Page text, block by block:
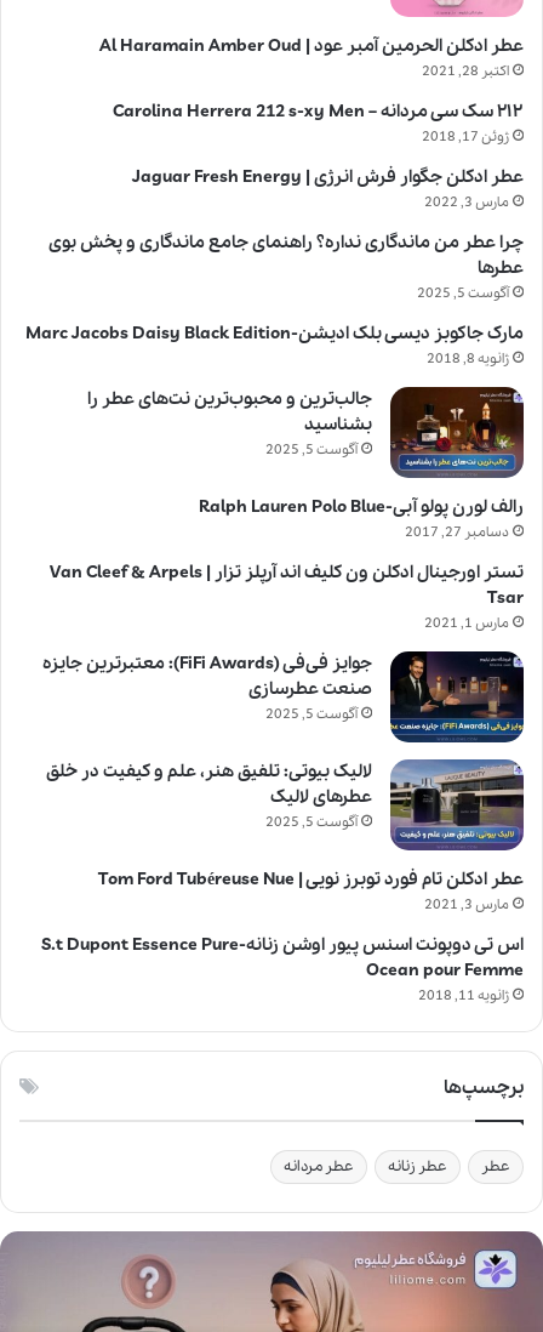
عطر ادکلن الحرمین آمبر عود | Al Haramain Amber Oud
اکتبر 28, 2021
۲۱۲ سک سی مردانه – Carolina Herrera 212 s-xy Men
ژوئن 17, 2018
عطر ادکلن جگوار فرش انرژی | Jaguar Fresh Energy
مارس 3, 2022
چرا عطر من ماندگاری نداره؟ راهنمای جامع ماندگاری و پخش بوی
عطرها
آگوست 5, 2025
مارک جاکوبز دیسی بلک ادیشن-Marc Jacobs Daisy Black Edition
ژانویه 8, 2018
جالب‌ترین و محبوب‌ترین نت‌های عطر را
بشناسید
آگوست 5, 2025
رالف لورن پولو آبی-Ralph Lauren Polo Blue
دسامبر 27, 2017
تستر اورجینال ادکلن ون کلیف اند آرپلز تزار | Van Cleef & Arpels
Tsar
مارس 1, 2021
جوایز فی‌فی (FiFi Awards): معتبرترین جایزه
صنعت عطرسازی
آگوست 5, 2025
لالیک بیوتی: تلفیق هنر، علم و کیفیت در خلق
عطرهای لالیک
آگوست 5, 2025
عطر ادکلن تام فورد توبرز نویی | Tom Ford Tubéreuse Nue
مارس 3, 2021
اس تی دوپونت اسنس پیور اوشن زنانه-S.t Dupont Essence Pure
Ocean pour Femme
ژانویه 11, 2018
برچسپ‌ها
عطر عطر زنانه عطر مردانه
آ